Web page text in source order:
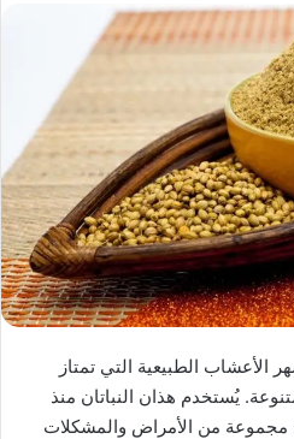
الأعشاب الطبيعية التي تمتاز
يُستخدم هذان النباتان منذ
مجموعة من الأمراض والمشكلات